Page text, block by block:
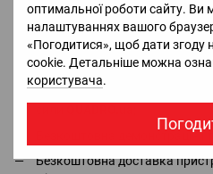
оптимальної роботи сайту. Ви
налаштуваннях вашого
«Погодитися», щоб дати згоду
cookie. Детальніше можна
користувача.
Доставка Оплата
Офіціальний імпортер та
DJI, Bluetti, Jackery - в
Безкоштовна консультація
Безкоштовна демонстрація і
Безкоштовна доставка